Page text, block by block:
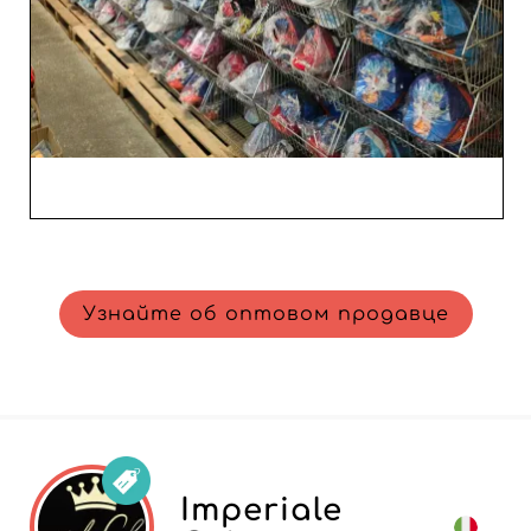
которые не просто дополняют
образ, а превращают его в
заявление о стиле.
Узнайте об оптовом продавце
Imperiale